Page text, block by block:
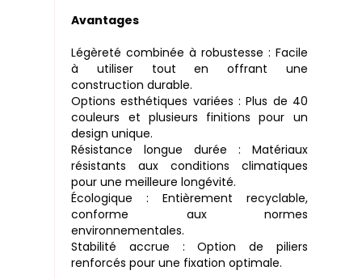
Avantages
Légèreté combinée à robustesse : Facile
à utiliser tout en offrant une
construction durable.
Options esthétiques variées : Plus de 40
couleurs et plusieurs finitions pour un
design unique.
Résistance longue durée : Matériaux
résistants aux conditions climatiques
pour une meilleure longévité.
Écologique : Entièrement recyclable,
conforme aux normes
environnementales.
Stabilité accrue : Option de piliers
renforcés pour une fixation optimale.